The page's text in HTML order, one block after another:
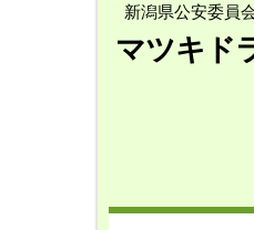
新潟県公安委員
マツキド